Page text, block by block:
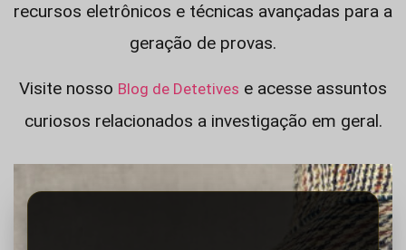
recursos eletrônicos e técnicas avançadas para a
geração de provas.
Visite nosso Blog de Detetives e acesse assuntos
curiosos relacionados a investigação em geral.